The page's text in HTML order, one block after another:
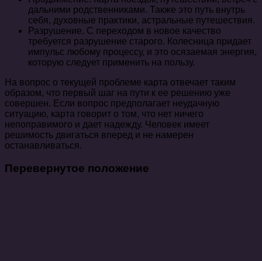
дальними родственниками. Также это путь внутрь
себя, духовные практики, астральные путешествия.
Разрушение. С переходом в новое качество
требуется разрушение старого. Колесница придает
импульс любому процессу, и это осязаемая энергия,
которую следует применить на пользу.
На вопрос о текущей проблеме карта отвечает таким
образом, что первый шаг на пути к ее решению уже
совершен. Если вопрос предполагает неудачную
ситуацию, карта говорит о том, что нет ничего
непоправимого и дает надежду. Человек имеет
решимость двигаться вперед и не намерен
останавливаться.
Перевернутое положение